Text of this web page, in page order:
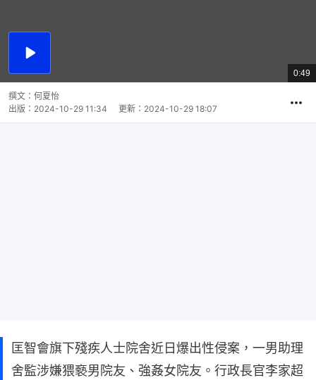
播
總
共
0:49
撰文： 何夏怡
出版： 2024-10-29 11:34 更新： 2024-10-29 18:07
匡智會旗下殘疾人士院舍近日爆出性侵案，一男助理
舍監涉嫌猥褻男院友、強姦女院友。行政長官李家超